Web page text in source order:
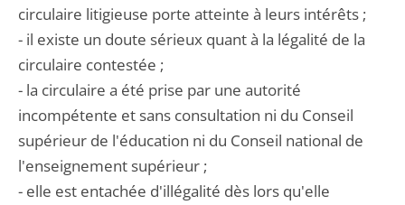
circulaire litigieuse porte atteinte à leurs intérêts ;
- il existe un doute sérieux quant à la légalité de la
circulaire contestée ;
- la circulaire a été prise par une autorité
incompétente et sans consultation ni du Conseil
supérieur de l'éducation ni du Conseil national de
l'enseignement supérieur ;
- elle est entachée d'illégalité dès lors qu'elle